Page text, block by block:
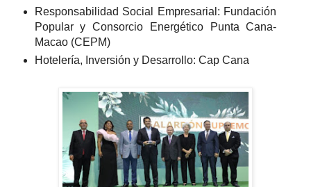
Responsabilidad Social Empresarial: Fundación
Popular y Consorcio Energético Punta Cana-
Macao (CEPM)
Hotelería, Inversión y Desarrollo: Cap Cana